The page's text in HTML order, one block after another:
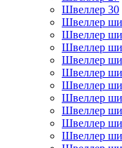
Швеллер 30
Швеллер
Швеллер
Швеллер
Швеллер
Швеллер
Швеллер
Швеллер
Швеллер
Швеллер
Швеллер